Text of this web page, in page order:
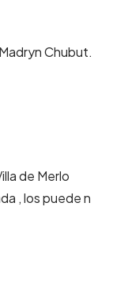
Chubut.
de Merlo
, los puede n